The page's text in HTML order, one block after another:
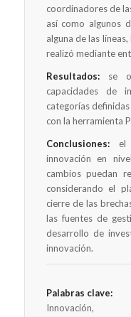
coordinadores de
así como algunos
alguna de las
realizó mediante
Resultados:se
capacidades de
categorías
con la herramienta
Conclusiones:el
innovación en
cambios puedan
considerando el
cierre de las
las fuentes de
desarrollo de
innovación.
Palabras clave:
Innovación,